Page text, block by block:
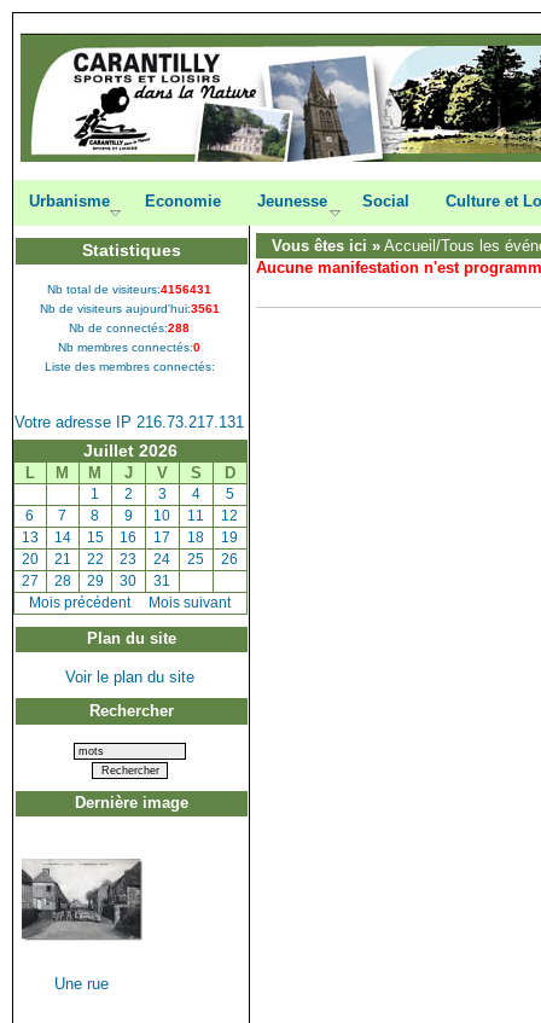
Urbanisme Economie Jeunesse Social Culture et
Statistiques
Nb total de visiteurs:4156431
Nb de visiteurs aujourd'hui:3561
Nb de connectés:288
Nb membres connectés:0
Liste des membres connectés:
Votre adresse IP 216.73.217.131
Juillet 2026
L M M J V S D
[1 [2 [3] [4] [5]
[6 [7 [8 [9] [10 [11 [12
[13] [14] [15] [16 [17 [18 [19
[20] [21 [22 [23 [24 [25 [26
[27 [28] [29] [30 [31
[Mois précédent] Mois suivant
Plan du site
Voir le plan du site
Rechercher
Dernière image
Une rue
Vous êtes ici » Accueil /Tous les
Aucune manifestation n'est